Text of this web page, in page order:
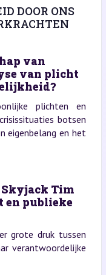
DOOR ONS
van
van plicht
plichten en
botsen
eigenbelang en het
Tim
en publieke
grote druk tussen
verantwoordelijke